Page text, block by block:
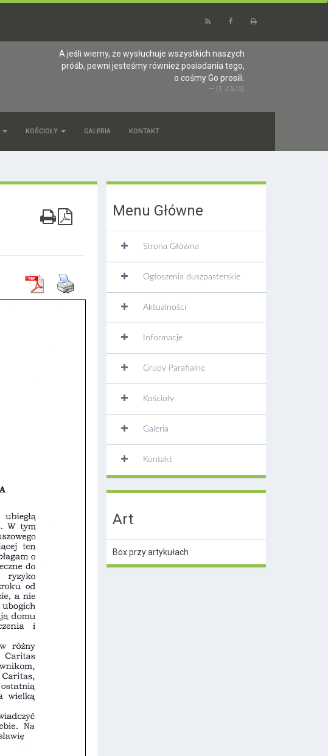
A jeśli wiemy, że wysłuchuje wszystkich naszych
próśb, pewni jesteśmy również posiadania tego,
o cośmy Go prosili.
(1 J 5,15)
KOŚCIOŁY GALERIA KONTAKT
Menu Główne
Strona Główna
Ogłoszenia duszpasterskie
Aktualności
Informacje
Grupy Parafialne
Kościoły
Galeria
Kontakt
Art
Box przy artykułach